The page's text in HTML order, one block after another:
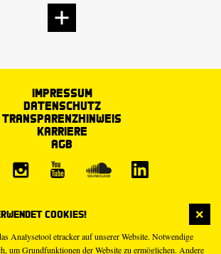
Cookies!
Analysetool etracker auf unserer Website. Notwendige
um Grundfunktionen der Website zu ermöglichen. Andere
Impressum
Datenschutz
Transparenzhinweis
Karriere
AGB